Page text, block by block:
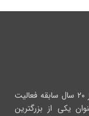
فروشگاه لوازم یدکی کامیون ولو ناصری با بیش از ۲۰ سال سابقه فعالیت
یکی از بزرگترین